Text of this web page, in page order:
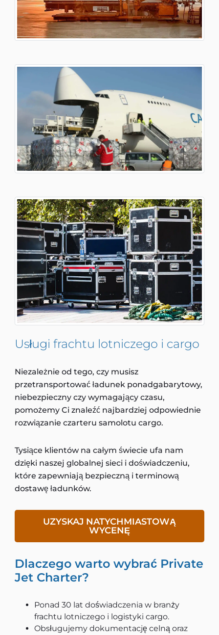
Usługi frachtu lotniczego i cargo
Niezależnie od tego, czy musisz
przetransportować ładunek ponadgabarytowy,
niebezpieczny czy wymagający czasu,
pomożemy Ci znaleźć najbardziej odpowiednie
rozwiązanie czarteru samolotu cargo.
Tysiące klientów na całym świecie ufa nam
dzięki naszej globalnej sieci i doświadczeniu,
które zapewniają bezpieczną i terminową
dostawę ładunków.
UZYSKAJ NATYCHMIASTOWĄ
WYCENĘ
Dlaczego warto wybrać Private
Jet Charter?
Ponad 30 lat doświadczenia w branży
frachtu lotniczego i logistyki cargo.
Obsługujemy dokumentację celną oraz